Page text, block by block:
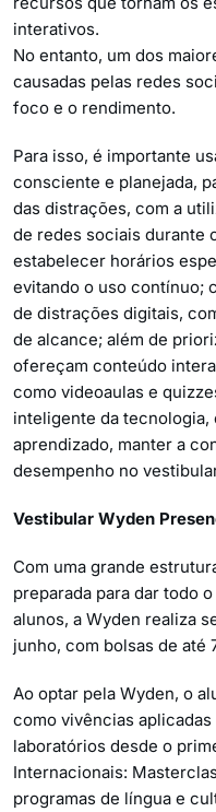
interativos.
No entanto, um dos
causadas pelas redes
foco e o rendimento.
Para isso, é importante
consciente e planejada,
das distrações, com a
de redes sociais durante
estabelecer horários
evitando o uso contínuo;
de distrações digitais,
de alcance; além de
ofereçam conteúdo
como videoaulas e
inteligente da
aprendizado, manter a
desempenho no
Vestibular Wyden
Com uma grande
preparada para dar todo
alunos, a Wyden realiza
junho, com bolsas de até
Ao optar pela Wyden, o
como vivências
laboratórios desde o
Internacionais:
programas de língua e